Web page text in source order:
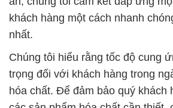
hóa chất. Để đảm bảo quý khách
các sản phẩm hóa chất cần thiết,
tư mạnh mẽ vào quá trình cung
thống lưu kho hiện đại của chúng
chúng tôi luôn sẵn sàng để đáp
hàng của khách hàng, bất kể quy